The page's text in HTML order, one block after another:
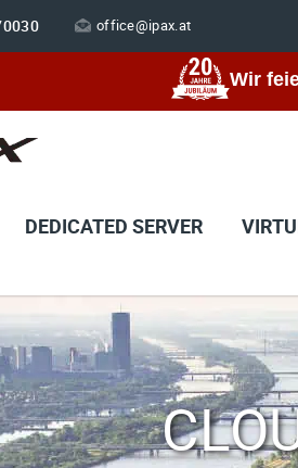
office@ipax.at
Wir
DEDICATED SERVER